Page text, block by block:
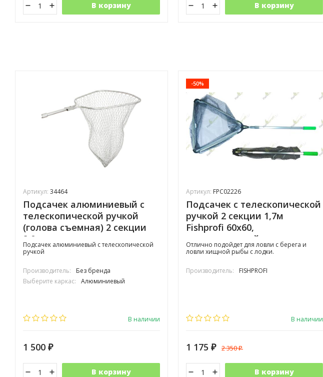
В корзину В корзину
Артикул: 34464
Подсачек алюминиевый с
телескопической ручкой
(голова съемная) 2 секции
2,0м
Подсачек алюминиевый с телескопической
ручкой
Производитель:
Без бренда
Выберите каркас:
Алюминиевый
В наличии
1 500 ₽
В корзину
-50%
Артикул: FPC02226
Подсачек с телескопической
ручкой 2 секции 1,7м
Fishprofi 60х60,
прорезиненный
Отлично подойдет для ловли с берега и
ловли хищной рыбы с лодки.
Производитель: FISHPROFI
В наличии
1 175 ₽ 2 350₽
В корзину